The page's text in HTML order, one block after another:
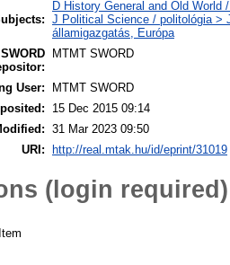
D History General and Old World
J Political Science / politológia >
államigazgatás, Európa
SWORD
MTMT SWORD
User:
MTMT SWORD
15 Dec 2015 09:14
31 Mar 2023 09:50
URI:
http://real.mtak.hu/id/eprint/31019
(login required)